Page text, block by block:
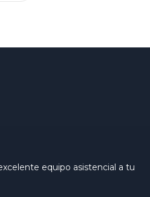
equipo asistencial a tu